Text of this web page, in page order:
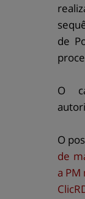
de
O
O
de
a PM